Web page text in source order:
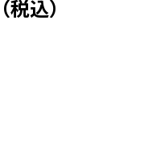
込）